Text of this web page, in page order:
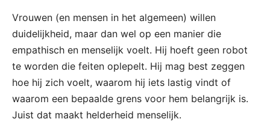
Vrouwen (en mensen in het algemeen) willen
duidelijkheid, maar dan wel op een manier die
empathisch en menselijk voelt. Hij hoeft geen robot
te worden die feiten oplepelt. Hij mag best zeggen
hoe hij zich voelt, waarom hij iets lastig vindt of
waarom een bepaalde grens voor hem belangrijk is.
Juist dat maakt helderheid menselijk.